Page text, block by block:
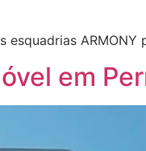
esquadrias ARMONY
em